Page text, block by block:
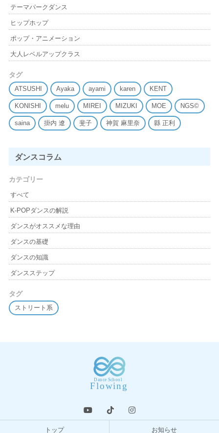
テーマパークダンス
ヒップホップ
ポップ・アニメーション
大人レベルアップクラス
タグ
ATSUSHI Ayaka ayami karen KENT
KONISHI melu MIREI MIZUKI MOE NGS©
saina 掛内 遼 斐子 神賀 麻里奈 縣 正利
ダンスコラム
カテゴリー
すべて
K-POPダンスの解説
ダンスがオススメな理由
ダンスの基礎
ダンスの知識
ダンスステップ
タグ
ストリート系
トップ お知らせ